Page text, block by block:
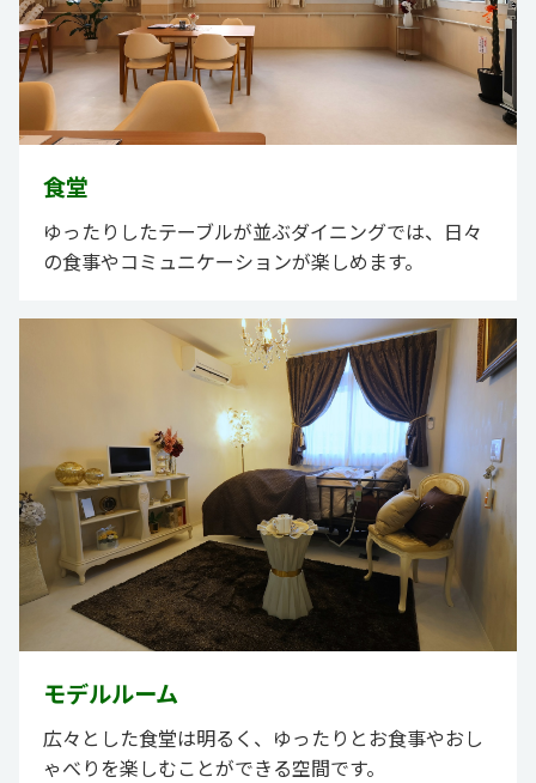
食堂
ゆったりしたテーブルが並ぶダイニングでは、日々
の食事やコミュニケーションが楽しめます。
モデルルーム
広々とした食堂は明るく、ゆったりとお食事やおし
ゃべりを楽しむことができる空間です。